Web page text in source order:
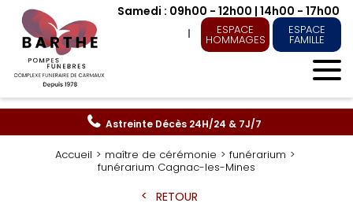
Samedi : 09h00 - 12h00 | 14h00 - 17h00
Astreinte Décès 24H/24 & 7J/7
ESPACE
HOMMAGES
ESPACE
FAMILLE
Accueil maître de cérémonie
funérarium
funérarium Cagnac-les-Mines
RETOUR